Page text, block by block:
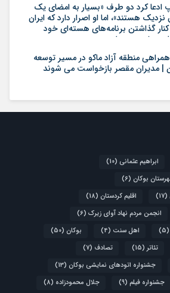
ادعا کرد دو طرف «بسیار به امضای یک
نزدیک هستند»، اما او اصرار دارد که ایران
کنار گذاشتن برنامه‌های هسته‌ای خود
بیشتری بردارد
منطقه آزاد ماکو در مسیر توسعه
| مدیران مقصر بازخواست می شوند
ابراهیم عثمانی (10)
بوکان (6)
(17) اقلیم کردستان (18)
انجمن مردم نهاد آوای زیرک (6)
(5) اهل سنت (4) بوکان (50)
تئاتر (15) تصادف (7)
جشنواره اتودهای نمایشی بوکان (13)
جشنواره فیلم (9) جلال محمودزاده (8)